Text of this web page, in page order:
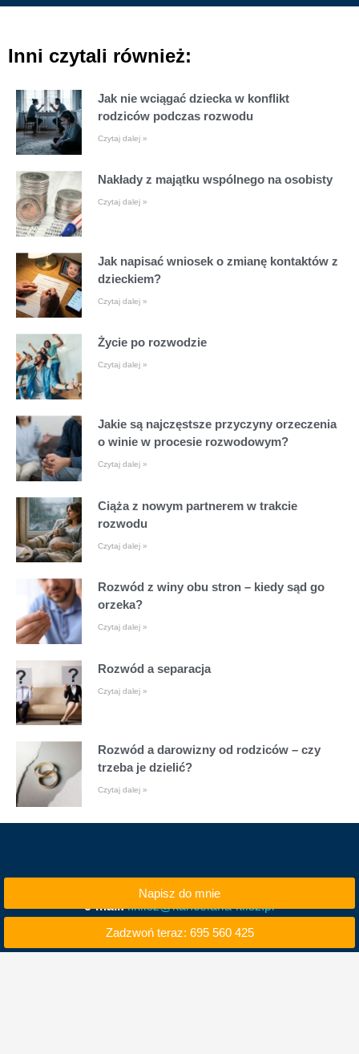
Inni czytali również:
Jak nie wciągać dziecka w konflikt
rodziców podczas rozwodu
Czytaj dalej »
Nakłady z majątku wspólnego na osobisty
Czytaj dalej »
Jak napisać wniosek o zmianę kontaktów z
dzieckiem?
Czytaj dalej »
Życie po rozwodzie
Czytaj dalej »
Jakie są najczęstsze przyczyny orzeczenia
o winie w procesie rozwodowym?
Czytaj dalej »
Ciąża z nowym partnerem w trakcie
rozwodu
Czytaj dalej »
Rozwód z winy obu stron – kiedy sąd go
orzeka?
Czytaj dalej »
Rozwód a separacja
Czytaj dalej »
Rozwód a darowizny od rodziców – czy
trzeba je dzielić?
Czytaj dalej »
e-mail: i.klisz@kancelaria-klisz.pl
Napisz do mnie
Zadzwoń teraz: 695 560 425